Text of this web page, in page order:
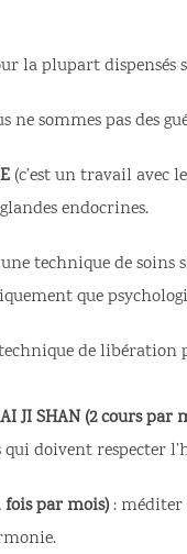
la plupart dispensés
ne sommes pas des
(c’est un travail avec
endocrines.
une technique de
que
de libération
JI SHAN (2 cours par
doivent respecter
fois par mois): méditer